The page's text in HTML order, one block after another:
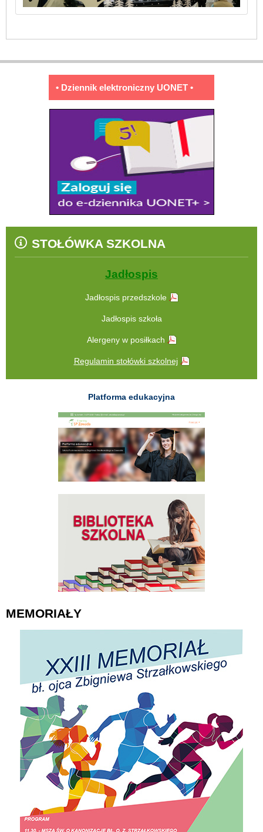
• Dziennik elektroniczny UONET •
STOŁÓWKA SZKOLNA
Jadłospis
Jadłospis przedszkole
Jadłospis szkoła
Alergeny w posiłkach
Regulamin stołówki szkolnej
Platforma edukacyjna
MEMORIAŁY